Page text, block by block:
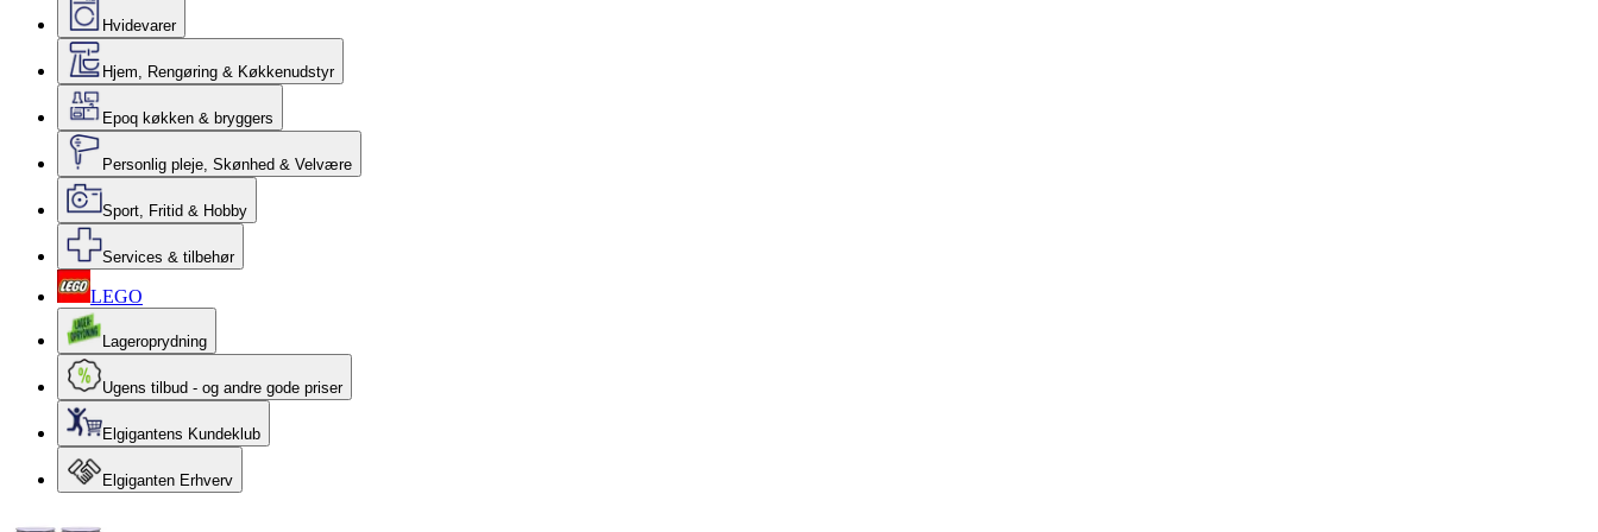
Hvidevarer
Hjem, Rengøring & Køkkenudstyr
Epoq køkken & bryggers
Personlig pleje, Skønhed & Velvære
Sport, Fritid & Hobby
Services & tilbehør
LEGO
Lageroprydning
Ugens tilbud - og andre gode priser
Elgigantens Kundeklub
Elgiganten Erhverv